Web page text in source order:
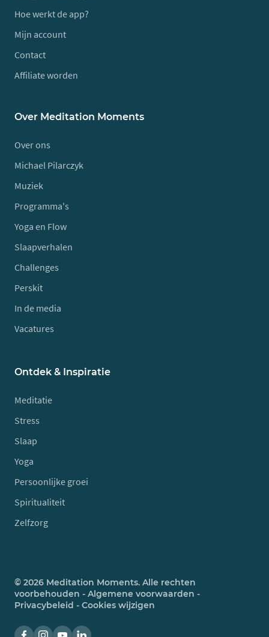
Hoe werkt de app?
Mijn account
Contact
Affiliate worden
Over Meditation Moments
Over ons
Michael Pilarczyk
Muziek
Programma's
Yoga en Flow
Slaapverhalen
Challenges
Perskit
In de media
Vacatures
Ontdek & Inspiratie
Meditatie
Stress
Slaap
Yoga
Persoonlijke groei
Spiritualiteit
Zelfzorg
© 2026 Meditation Moments. Alle rechten
voorbehouden - Algemene voorwaarden -
Privacybeleid - Cookies wijzigen